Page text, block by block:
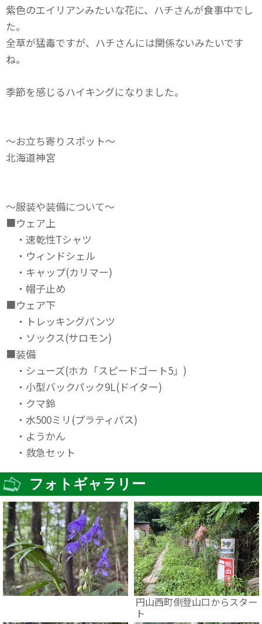
紫色のエイリアンみたいな花に、ハチさんが食事中でし
た。
全草が猛毒ですが、ハチさんには関係ないみたいです
ね。
季節を感じるハイキングになりました。
～お立ち寄りスポット～
北海道神宮
～服装や装備について～
■ウェア上
・速乾性Tシャツ
・ウィンドシェル
・キャップ(カリマー)
・帽子止め
■ウェア下
・トレッキングパンツ
・ソックス(サロモン)
■装備
・シューズ(ホカ「スピードゴート5」)
・小型バックパック9L(ドイター)
・クマ鈴
・水500ミリ(プラティパス)
・ようかん
・救急セット
フォトギャラリー
円山西町側登山口からスター
ト